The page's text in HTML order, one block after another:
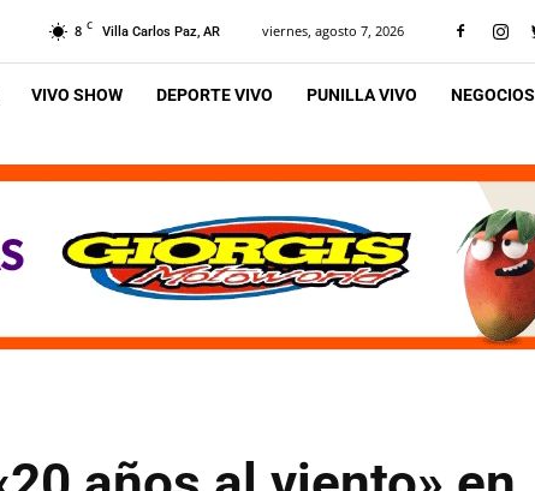
8 C Villa Carlos Paz, AR viernes, agosto 7, 2026
VIVO SHOW DEPORTE VIVO PUNILLA VIVO NEGOCIOS